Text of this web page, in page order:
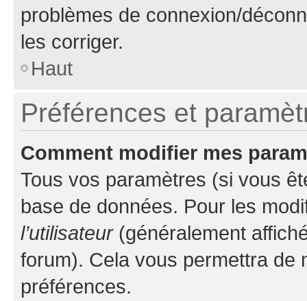
problèmes de connexion/
les corriger.
Haut
Préférences et
Comment modifier mes
Tous vos paramètres (si vous
base de données. Pour les
l’utilisateur(généralement
forum). Cela vous permettra de
préférences.